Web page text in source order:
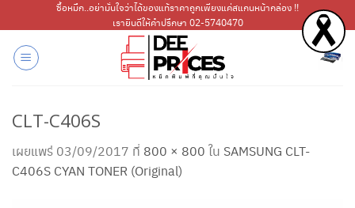
ไป
เนื้อหา
ซื้อหมึก..อย่ามั่นใจว่าได้ของแท้ราคาถูกเพียงแค่สแกนหน้ากล่อง !!
เรายินดีให้คำปรึกษา 02-5740470
CLT-C406S
เผยแพร่ 03/09/2017 ที่ 800 × 800 ใน SAMSUNG CLT-
C406S CYAN TONER (Original)